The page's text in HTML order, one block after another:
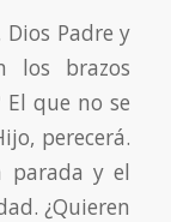
Padre y
los brazos
El que no se
perecerá.
parada y el
¿Quieren